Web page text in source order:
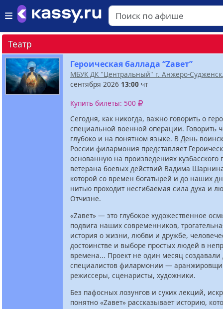
Театр
Героическая баллада “Zавет”
МБУК ДК "Центральный" г. Анжеро-Судженск
сентября 2026 13:00 чт
Купить билеты: 500
Сегодня, как никогда, важно говорить о
специальной военной операции. Говорить
глубоко и на понятном языке. В День
России филармония представляет
основанную на произведениях кузбасского
ветерана боевых действий Вадима
которой со времен богатырей и до наших
нитью проходит несгибаемая сила духа и
Отчизне.
«Zавет» — это глубокое художественное
подвига наших современников,
история о жизни, любви и дружбе,
достоинстве и выборе простых людей в
времена... Проект не один месяц создавали
специалистов филармонии —
режиссеры, сценаристы, художники.
Без пафосных лозунгов и сухих лекций,
понятно «Zавет» рассказывает историю,